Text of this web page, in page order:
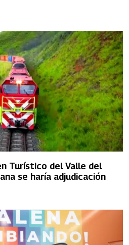
Turístico del Valle del
se haría adjudicación